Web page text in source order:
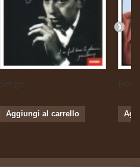
Serge...
Aggiungi al carrello